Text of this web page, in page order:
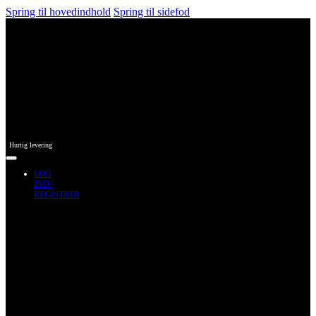
Spring til hovedindhold Spring til sidefod
Hurtig levering
LOG
IND /
REGISTRER